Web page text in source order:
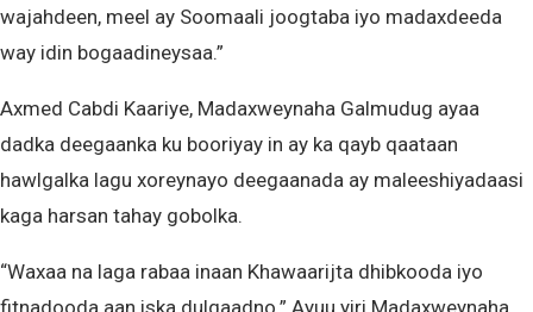
wajahdeen, meel ay Soomaali joogtaba iyo madaxdeeda
way idin bogaadineysaa.”
Axmed Cabdi Kaariye, Madaxweynaha Galmudug ayaa
dadka deegaanka ku booriyay in ay ka qayb qaataan
hawlgalka lagu xoreynayo deegaanada ay maleeshiyadaasi
kaga harsan tahay gobolka.
“Waxaa na laga rabaa inaan Khawaarijta dhibkooda iyo
fitnadooda aan iska dulqaadno.” Ayuu yiri Madaxweynaha